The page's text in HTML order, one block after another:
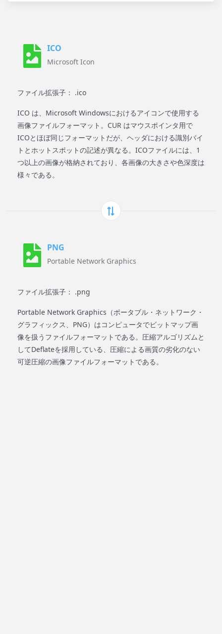
ICO
Microsoft Icon
ファイル拡張子： .ico
ICO は、Microsoft Windowsにおけるアイコンで使用する
画像ファイルフォーマット。CUR はマウスポインタ用で
ICOとほぼ同じフォーマットだが、ヘッダにおける識別バイ
トとホットスポットの記述が異なる。ICOファイルには、1
つ以上の画像が格納されており、各画像の大きさや色深度は
様々である。
PNG
Portable Network Graphics
ファイル拡張子： .png
Portable Network Graphics（ポータブル・ネットワーク・
グラフィックス、PNG）はコンピュータでビットマップ画
像を扱うファイルフォーマットである。圧縮アルゴリズムと
してDeflateを採用している、圧縮による画質の劣化のない
可逆圧縮の画像ファイルフォーマットである。